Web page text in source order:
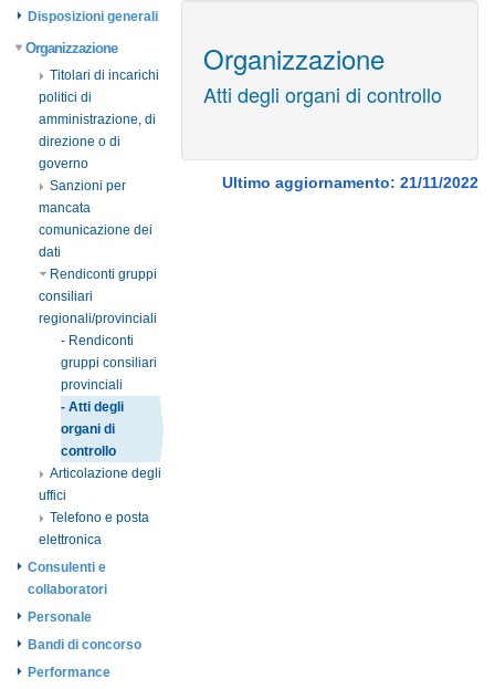
Disposizioni generali
Organizzazione
Titolari di incarichi
politici di
amministrazione, di
direzione o di
governo
Sanzioni per
mancata
comunicazione dei
dati
Rendiconti gruppi
consiliari
regionali/provinciali
- Rendiconti
gruppi consiliari
provinciali
- Atti degli
organi di
controllo
Articolazione degli
uffici
Telefono e posta
elettronica
Consulenti e
collaboratori
Personale
Bandi di concorso
Performance
Organizzazione
Atti degli organi di controllo
Ultimo aggiornamento: 21/11/2022